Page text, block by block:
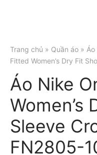
Trang chủ » Quần áo » Áo
Fitted Women’s Dry Fit
Áo Nike
Women’s
Sleeve
FN2805-